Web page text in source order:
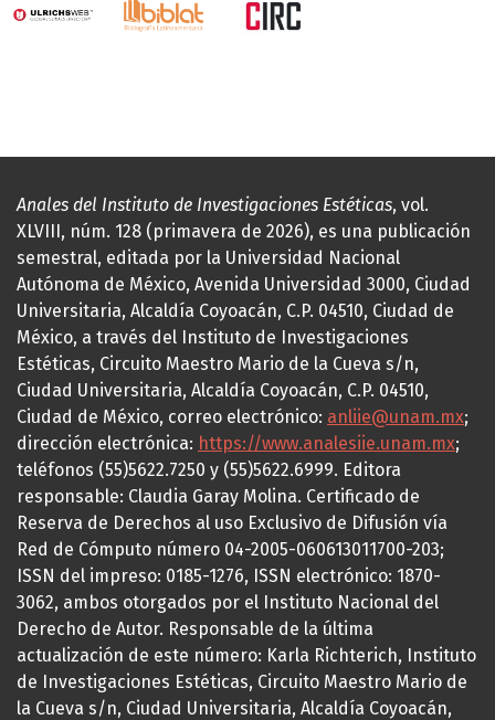
Anales del Instituto de Investigaciones Estéticas, vol.
XLVIII, núm. 128 (primavera de 2026), es una publicación
semestral, editada por la Universidad Nacional
Autónoma de México, Avenida Universidad 3000, Ciudad
Universitaria, Alcaldía Coyoacán, C.P. 04510, Ciudad de
México, a través del Instituto de Investigaciones
Estéticas, Circuito Maestro Mario de la Cueva s/n,
Ciudad Universitaria, Alcaldía Coyoacán, C.P. 04510,
Ciudad de México, correo electrónico: anliie@unam.mx;
dirección electrónica: https://www.analesiie.unam.mx;
teléfonos (55)5622.7250 y (55)5622.6999. Editora
responsable: Claudia Garay Molina. Certificado de
Reserva de Derechos al uso Exclusivo de Difusión vía
Red de Cómputo número 04-2005-060613011700-203;
ISSN del impreso: 0185-1276, ISSN electrónico: 1870-
3062, ambos otorgados por el Instituto Nacional del
Derecho de Autor. Responsable de la última
actualización de este número: Karla Richterich, Instituto
de Investigaciones Estéticas, Circuito Maestro Mario de
la Cueva s/n, Ciudad Universitaria, Alcaldía Coyoacán,